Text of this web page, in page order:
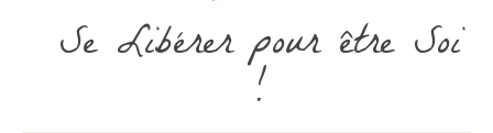
Se Libérer pour être Soi
!